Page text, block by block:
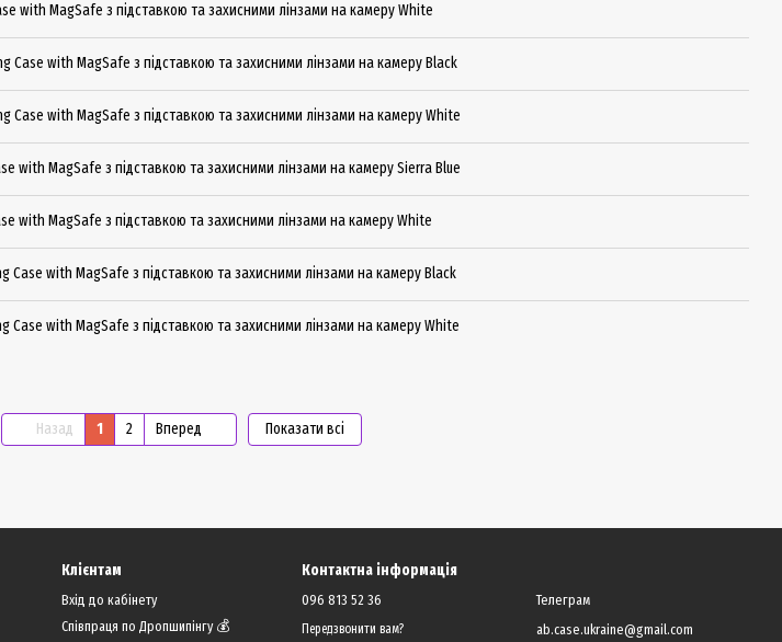
with MagSafe з підставкою та захисними лінзами на камеру White
Сase with MagSafe з підставкою та захисними лінзами на камеру Black
Сase with MagSafe з підставкою та захисними лінзами на камеру White
with MagSafe з підставкою та захисними лінзами на камеру Sierra Blue
with MagSafe з підставкою та захисними лінзами на камеру White
Сase with MagSafe з підставкою та захисними лінзами на камеру Black
Сase with MagSafe з підставкою та захисними лінзами на камеру White
Назад 1 2 Вперед Показати всі
Клієнтам
Вхід до кабінету
Співпраця по Дропшипінгу 💰
Контактна інформація
096 813 52 36
Передзвонити вам?
Телеграм
ab.case.ukraine@gmail.com